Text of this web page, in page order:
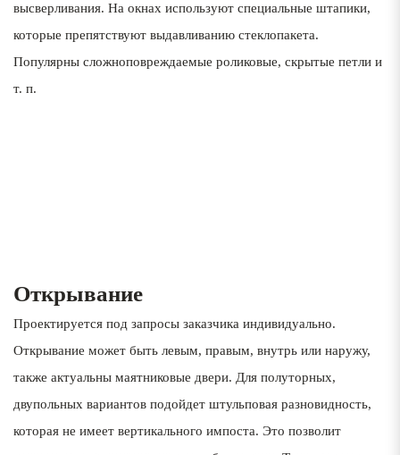
высверливания. На окнах используют специальные штапики,
которые препятствуют выдавливанию стеклопакета.
Популярны сложноповреждаемые роликовые, скрытые петли и
т. п.
Открывание
Проектируется под запросы заказчика индивидуально.
Открывание может быть левым, правым, внутрь или наружу,
также актуальны маятниковые двери. Для полуторных,
двупольных вариантов подойдет штульповая разновидность,
которая не имеет вертикального импоста. Это позволит